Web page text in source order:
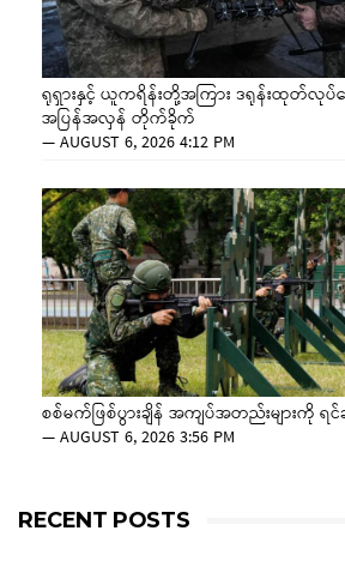
ရုရှားနှင့် ယူကရိန်းတို့အကြား ဒရုန်းထုတ်လုပ်
အပြန်အလှန် တိုက်ခိုက်
—AUGUST 6, 2026 4:12 PM
စစ်မက်ဖြစ်ပွားချိန် အကျပ်အတည်းများကို
—AUGUST 6, 2026 3:56 PM
RECENT POSTS